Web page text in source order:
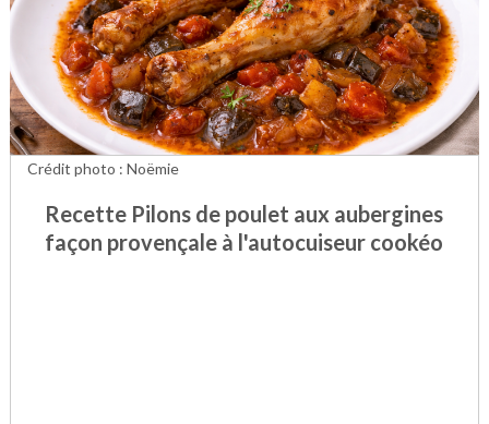
Recette Pilons de poulet aux aubergines
façon provençale à l'autocuiseur cookéo
Crédit photo : Noëmie